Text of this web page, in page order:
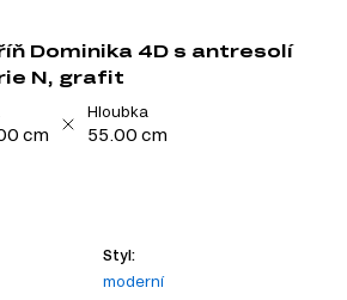
Dominika 4D s antresolí
N, grafit
cm
Hloubka
55.00 cm
Styl:
moderní